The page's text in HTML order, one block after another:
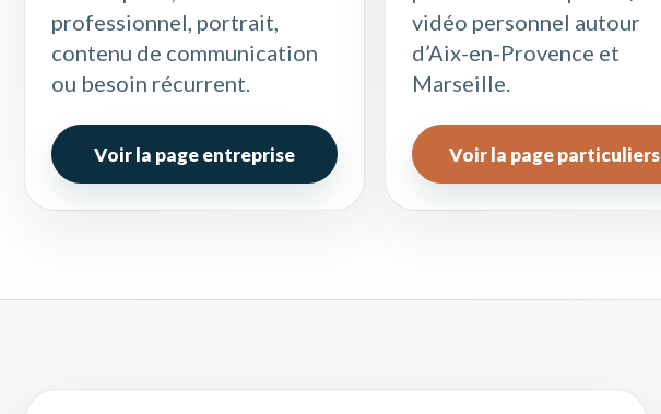
professionnel, portrait,
contenu de communication
ou besoin récurrent.
Voir la page entreprise
vidéo personnel autour
d’Aix-en-Provence et
Marseille.
Voir la page particuliers